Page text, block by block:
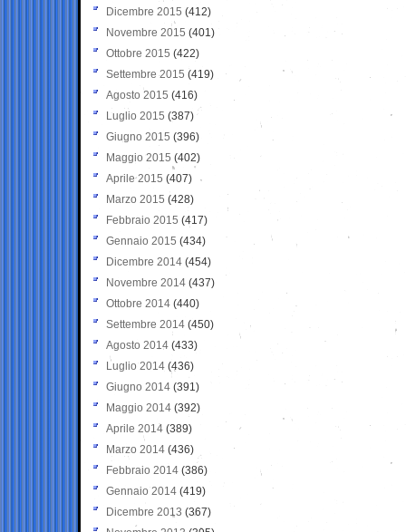
Dicembre 2015 (412)
Novembre 2015 (401)
Ottobre 2015 (422)
Settembre 2015 (419)
Agosto 2015 (416)
Luglio 2015 (387)
Giugno 2015 (396)
Maggio 2015 (402)
Aprile 2015 (407)
Marzo 2015 (428)
Febbraio 2015 (417)
Gennaio 2015 (434)
Dicembre 2014 (454)
Novembre 2014 (437)
Ottobre 2014 (440)
Settembre 2014 (450)
Agosto 2014 (433)
Luglio 2014 (436)
Giugno 2014 (391)
Maggio 2014 (392)
Aprile 2014 (389)
Marzo 2014 (436)
Febbraio 2014 (386)
Gennaio 2014 (419)
Dicembre 2013 (367)